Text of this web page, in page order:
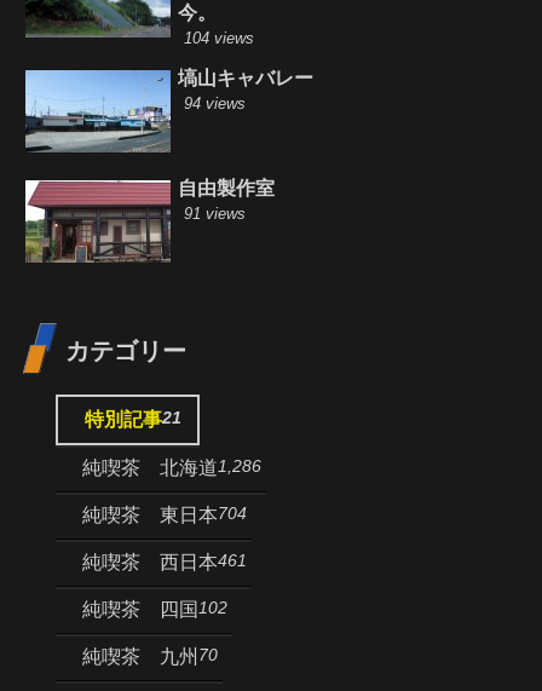
今。
104 views
塙山キャバレー
94 views
自由製作室
91 views
カテゴリー
特別記事21
純喫茶 北海道1,286
純喫茶 東日本704
純喫茶 西日本461
純喫茶 四国102
純喫茶 九州 70